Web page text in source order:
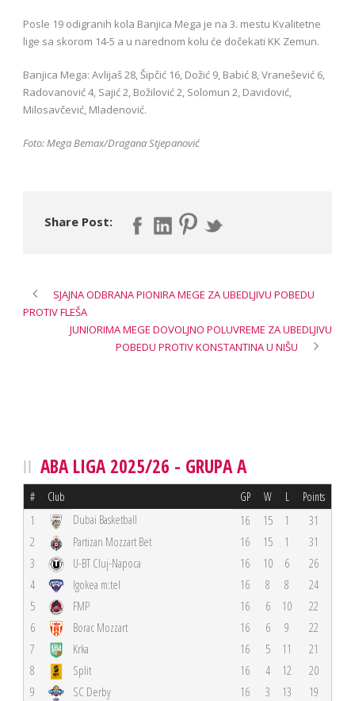
Posle 19 odigranih kola Banjica Mega je na 3. mestu Kvalitetne
lige sa skorom 14-5 a u narednom kolu će dočekati KK Zemun.
Banjica Mega: Avlijaš 28, Šipčić 16, Dožić 9, Babić 8, Vranešević 6,
Radovanović 4, Sajić 2, Božilović 2, Solomun 2, Davidović,
Milosavčević, Mladenović.
Foto: Mega Bemax/Dragana Stjepanović
Share Post:
SJAJNA ODBRANA PIONIRA MEGE ZA UBEDLJIVU POBEDU
PROTIV FLEŠA
JUNIORIMA MEGE DOVOLJNO POLUVREME ZA UBEDLJIVU
POBEDU PROTIV KONSTANTINA U NIŠU
ABA LIGA 2025/26 - GRUPA A
# Club GP W L Points
1 Dubai Basketball 16 15 1
31
2
Partizan Mozzart Bet 16 15 1
31
3
U-BT Cluj-Napoca 16 10 6
26
4
Igokea m:tel 16 8 8
24
5
FMP 16 6 10
22
6
Borac Mozzart 16 6 9
22
7
Krka 16 5 11
21
8
Split 16 4 12
20
9
SC Derby 16 3 13 19